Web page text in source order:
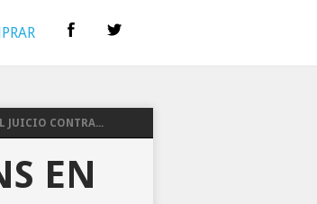
JUICIO CONTRA...
EN